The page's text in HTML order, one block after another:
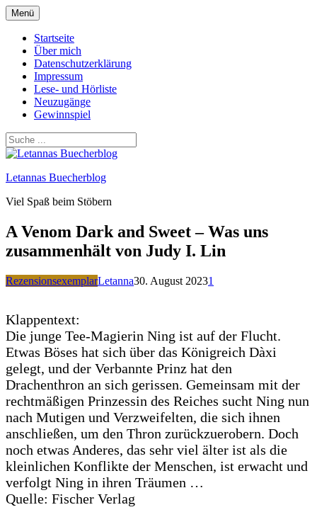
Zum
Inhalt
springen
Menü
Startseite
Über mich
Datenschutzerklärung
Impressum
Lese- und Hörliste
Neuzugänge
Gewinnspiel
Letannas Buecherblog
Viel Spaß beim Stöbern
A Venom Dark and Sweet – Was uns
zusammenhält von Judy I. Lin
RezensionsexemplarLetanna30. August 20231
Klappentext:
Die junge Tee-Magierin Ning ist auf der Flucht.
Etwas Böses hat sich über das Königreich Dàxi
gelegt, und der Verbannte Prinz hat den
Drachenthron an sich gerissen. Gemeinsam mit der
rechtmäßigen Prinzessin des Reiches sucht Ning nun
nach Mutigen und Verzweifelten, die sich ihnen
anschließen, um den Thron zurückzuerobern. Doch
noch etwas Anderes, das sehr viel älter ist als die
kleinlichen Konflikte der Menschen, ist erwacht und
verfolgt Ning in ihren Träumen …
Quelle: Fischer Verlag